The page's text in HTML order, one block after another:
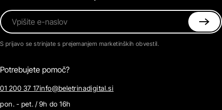
Vpišite e-naslov
S prijavo se strinjate s prejemanjem marketinških obvestil.
Potrebujete pomoč?
01 200 37 17info@beletrinadigital.si
pon. - pet. / 9h do 16h